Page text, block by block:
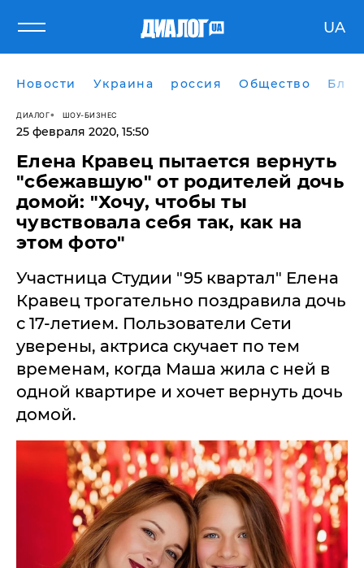
UA
Новости Украина россия Общество
ДИАЛОГ ШОУ-БИЗНЕС
25 февраля 2020, 15:50
Елена Кравец пытается вернуть
"сбежавшую" от родителей дочь
домой: "Хочу, чтобы ты
чувствовала себя так, как на
этом фото"
Участница Студии "95 квартал" Елена
Кравец трогательно поздравила дочь
с 17-летием. Пользователи Сети
уверены, актриса скучает по тем
временам, когда Маша жила с ней в
одной квартире и хочет вернуть дочь
домой.